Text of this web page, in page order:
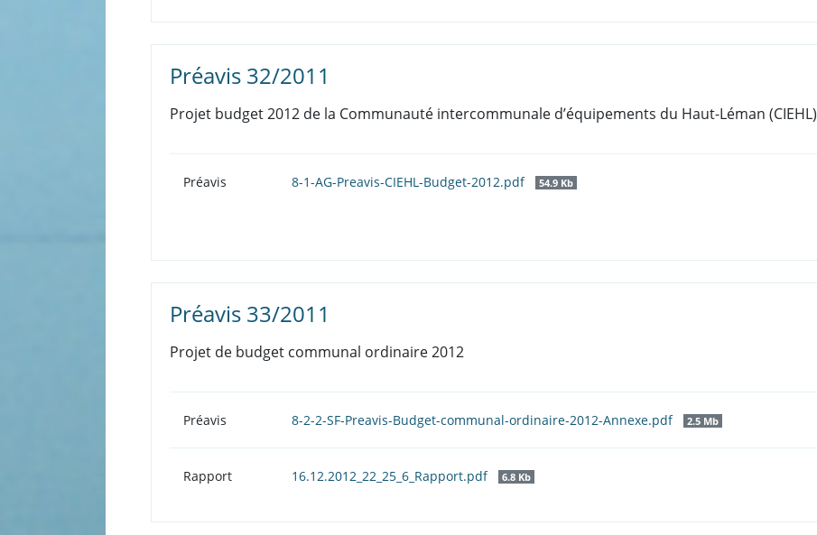
Préavis 32/2011
Projet budget 2012 de la Communauté intercommunale d’équipements du Haut-Léman (CIEHL)
Préavis 8-1-AG-Preavis-CIEHL-Budget-2012.pdf 54.9 Kb
Préavis 33/2011
Projet de budget communal ordinaire 2012
Préavis 8-2-2-SF-Preavis-Budget-communal-ordinaire-2012-Annexe.pdf 2.5 Mb
Rapport 16.12.2012_22_25_6_Rapport.pdf 6.8 Kb